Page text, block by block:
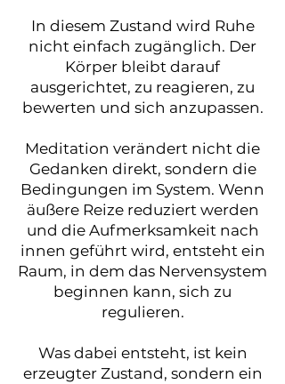
In diesem Zustand wird Ruhe
nicht einfach zugänglich. Der
Körper bleibt darauf
ausgerichtet, zu reagieren, zu
bewerten und sich anzupassen.
Meditation verändert nicht die
Gedanken direkt, sondern die
Bedingungen im System. Wenn
äußere Reize reduziert werden
und die Aufmerksamkeit nach
innen geführt wird, entsteht ein
Raum, in dem das Nervensystem
beginnen kann, sich zu
regulieren.
Was dabei entsteht, ist kein
erzeugter Zustand, sondern ein